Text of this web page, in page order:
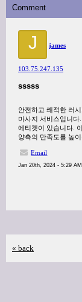
Comment
J james
103.75.247.135
sssss
안전하고 쾌적한 러
마사지 서비스입니
에티켓이 있습니다.
양측의 만족도를 높
Email
Jan 20th, 2024 - 5:29 AM
« back